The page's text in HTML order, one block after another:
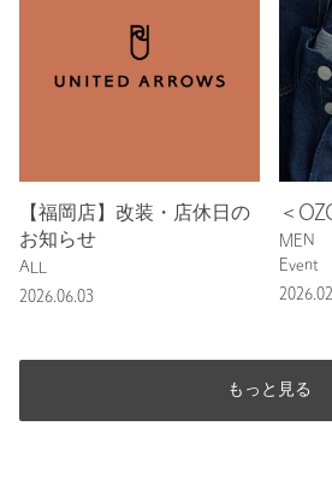
【福岡店】改装・店休日の
お知らせ
ALL
2026.06.03
＜
MEN
Event
もっと見る